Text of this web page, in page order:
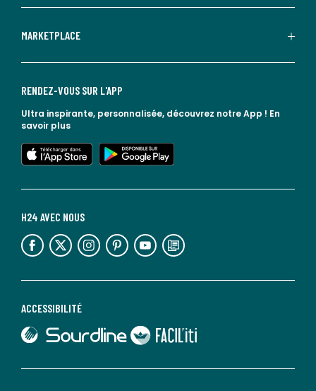
MARKETPLACE
ACCESSIBILITÉ
lien vers Sourdline
lien vers Faciliti
H24 AVEC NOUS
lien vers l'espace réseaux sociaux lien vers l'espace réseaux sociaux lien vers l'espace réseaux sociaux lien vers l'espace réseaux sociaux lien vers l'espace réseaux sociaux lien vers le blog la redoute
RENDEZ-VOUS SUR L'APP
Ultra inspirante, personnalisée, découvrez notre App ! En
savoir plus
lien vers l'app store
lien vers google play